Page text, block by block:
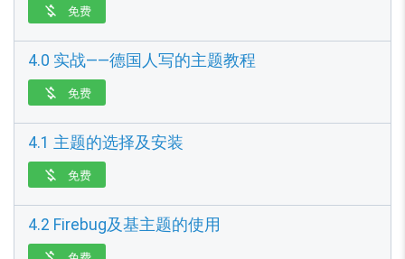
 免费
4.0 实战——德国人写的主题教程
 免费
4.1 主题的选择及安装
 免费
4.2 Firebug及基主题的使用